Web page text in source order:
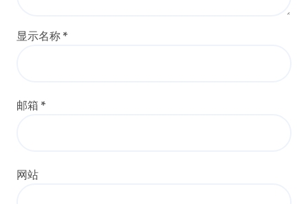
显示名称 *
邮箱 *
网站